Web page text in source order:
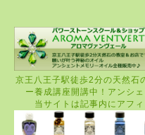
京王八王子駅徒歩2分の天然石
ー養成講座開講中！アンシ
当サイトは記事内にアフ